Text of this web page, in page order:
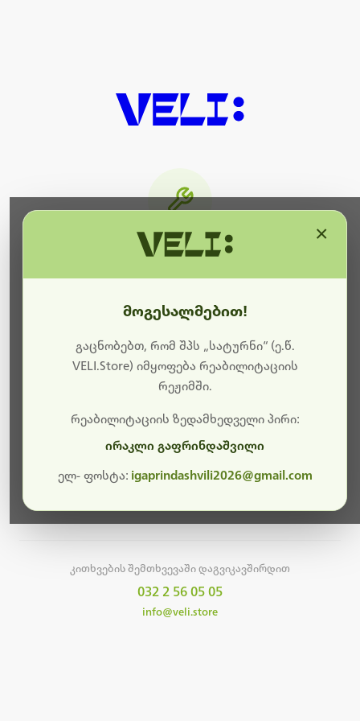
ბოდიშს გიხდით შეფერხებისთვის. ამჟამად
მიმდინარეობს საიტის განახლება და ტექნიკური
სამუშაოები.
მალე ისევ ხელმისაწვდომი იქნება. გმადლობთ
კითხვების შემთხვევაში დაგვიკავშირდით
032 2 56 05 05
info@veli.store
მოგესალმებით!
გაცნობებთ, რომ შპს „სატურნი“ (ე.წ.
VELI.Store) იმყოფება რეაბილიტაციის
რეჟიმში.
რეაბილიტაციის ზედამხედველი პირი:
ირაკლი გაფრინდაშვილი
ელ- ფოსტა: igaprindashvili2026@gmail.com
×